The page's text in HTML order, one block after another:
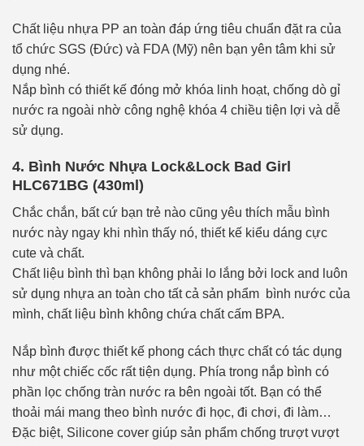
Chất liệu nhựa PP an toàn đáp ứng tiêu chuẩn đặt ra của
tổ chức SGS (Đức) và FDA (Mỹ) nên bạn yên tâm khi sử
dụng nhé.
Nắp bình có thiết kế đóng mở khóa linh hoạt, chống dò gỉ
nước ra ngoài nhờ công nghệ khóa 4 chiều tiện lợi và dễ
sử dụng.
4. Bình Nước Nhựa Lock&Lock Bad Girl
HLC671BG (430ml)
Chắc chắn, bất cứ bạn trẻ nào cũng yêu thích mẫu bình
nước này ngay khi nhìn thấy nó, thiết kế kiểu dáng cực
cute và chất.
Chất liệu bình thì bạn không phải lo lắng bởi lock and luôn
sử dụng nhựa an toàn cho tất cả sản phẩm bình nước của
mình, chất liệu bình không chứa chất cấm BPA.
Nắp bình được thiết kế phong cách thực chất có tác dụng
như một chiếc cốc rất tiện dụng. Phía trong nắp bình có
phần lọc chống tràn nước ra bên ngoài tốt. Bạn có thể
thoải mái mang theo bình nước đi học, đi chơi, đi làm…
Đặc biệt, Silicone cover giúp sản phẩm chống trượt vượt